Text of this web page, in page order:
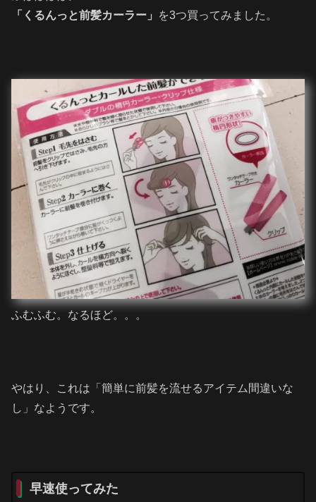
「くるんっと前髪カーラー」
を3つ買ってみました。
ふむふむ。なるほど。。。
やはり、これは「簡単に前髪を流せるアイテム間違いな
し」なようです。
早速使ってみた